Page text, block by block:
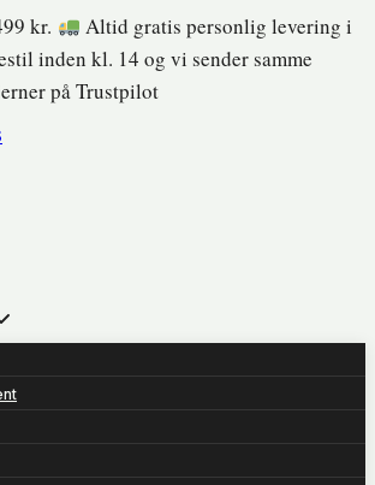
kr.
Altid gratis personlig levering i
inden kl. 14 og vi sender samme
på Trustpilot